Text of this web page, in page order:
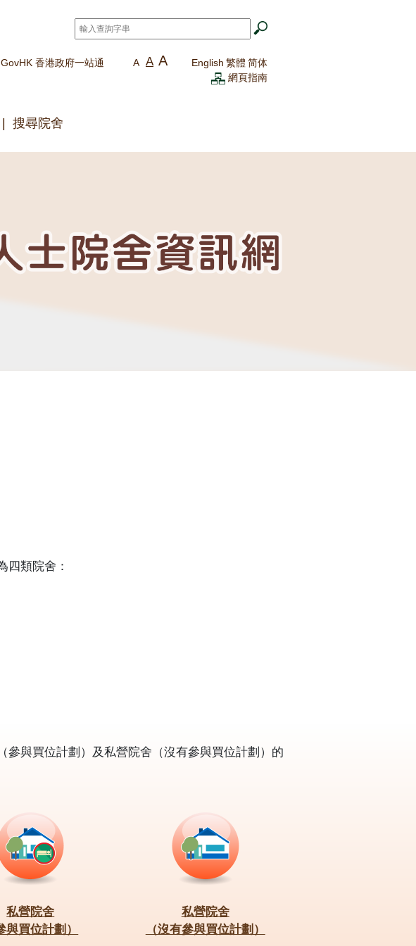
搜尋*
GovHK 香港政府一站通 A A A English 繁體 简体
網頁指南
搜尋院舍
四類院舍：
與買位計劃）及私營院舍（沒有參與買位計劃）的
私營院舍
與買位計劃）
私營院舍
（沒有參與買位計劃）